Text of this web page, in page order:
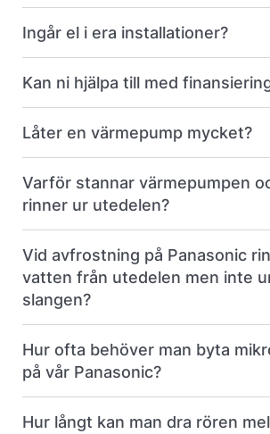
Ingår el i era installationer?
Kan ni hjälpa till med
Låter en värmepump mycket?
Varför stannar värmepumpen
rinner ur utedelen?
Vid avfrostning på Panasonic
vatten från utedelen men inte
slangen?
Hur ofta behöver man byta
på vår Panasonic?
Hur långt kan man dra rören